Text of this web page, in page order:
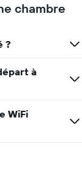
chambre
?
à
WiFi